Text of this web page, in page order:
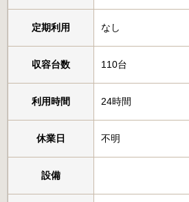
定期利用 なし
収容台数 110台
利用時間 24時間
休業日 不明
設備